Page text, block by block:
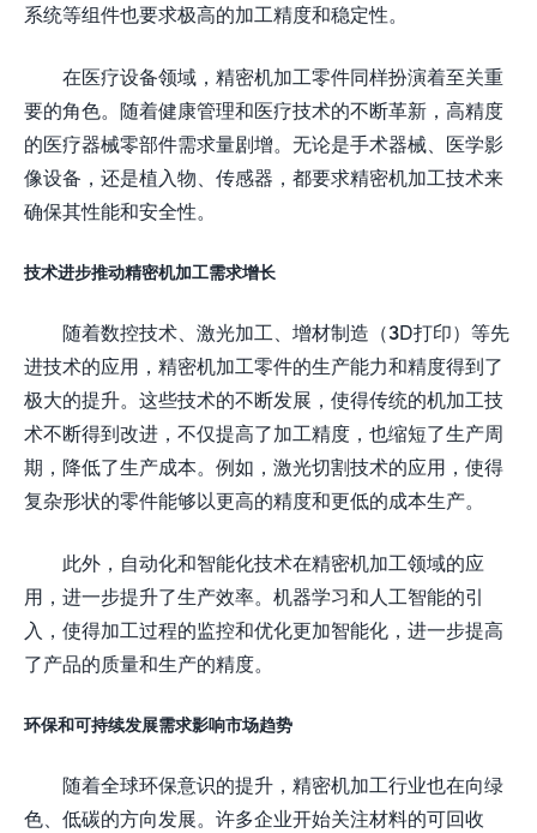
系统等组件也要求极高的加工精度和稳定性。
在医疗设备领域，精密机加工零件同样扮演着至关重
要的角色。随着健康管理和医疗技术的不断革新，高精度
的医疗器械零部件需求量剧增。无论是手术器械、医学影
像设备，还是植入物、传感器，都要求精密机加工技术来
确保其性能和安全性。
技术进步推动精密机加工需求增长
随着数控技术、激光加工、增材制造（3D打印）等先
进技术的应用，精密机加工零件的生产能力和精度得到了
极大的提升。这些技术的不断发展，使得传统的机加工技
术不断得到改进，不仅提高了加工精度，也缩短了生产周
期，降低了生产成本。例如，激光切割技术的应用，使得
复杂形状的零件能够以更高的精度和更低的成本生产。
此外，自动化和智能化技术在精密机加工领域的应
用，进一步提升了生产效率。机器学习和人工智能的引
入，使得加工过程的监控和优化更加智能化，进一步提高
了产品的质量和生产的精度。
环保和可持续发展需求影响市场趋势
随着全球环保意识的提升，精密机加工行业也在向绿
色、低碳的方向发展。许多企业开始关注材料的可回收